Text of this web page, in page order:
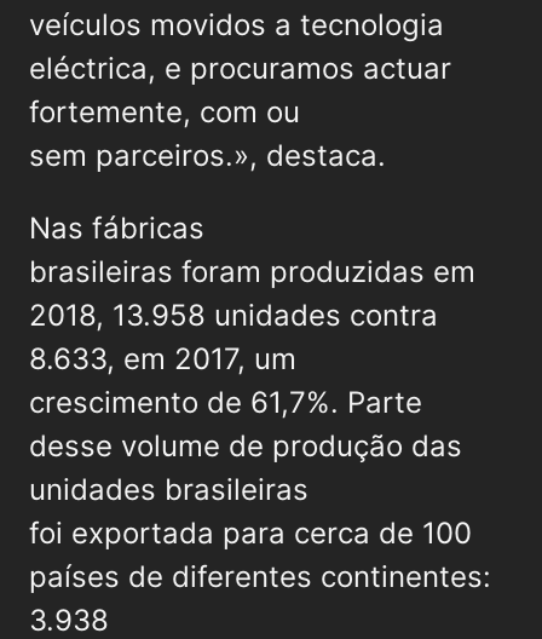
veículos movidos a tecnologia
eléctrica, e procuramos actuar
fortemente, com ou
sem parceiros.», destaca.
Nas fábricas
brasileiras foram produzidas em
2018, 13.958 unidades contra
8.633, em 2017, um
crescimento de 61,7%. Parte
desse volume de produção das
unidades brasileiras
foi exportada para cerca de 100
países de diferentes continentes:
3.938